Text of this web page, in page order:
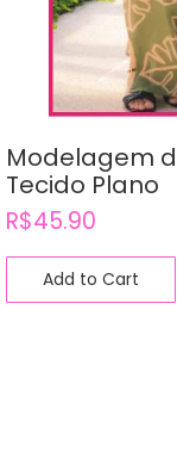
Modelagem
Tecido Plano
R$45.90
Add to Cart